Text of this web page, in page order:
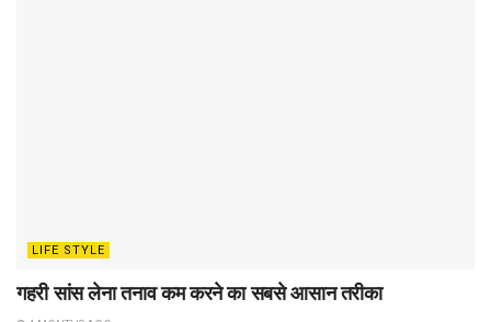
LIFE STYLE
गहरी सांस लेना तनाव कम करने का सबसे आसान तरीका